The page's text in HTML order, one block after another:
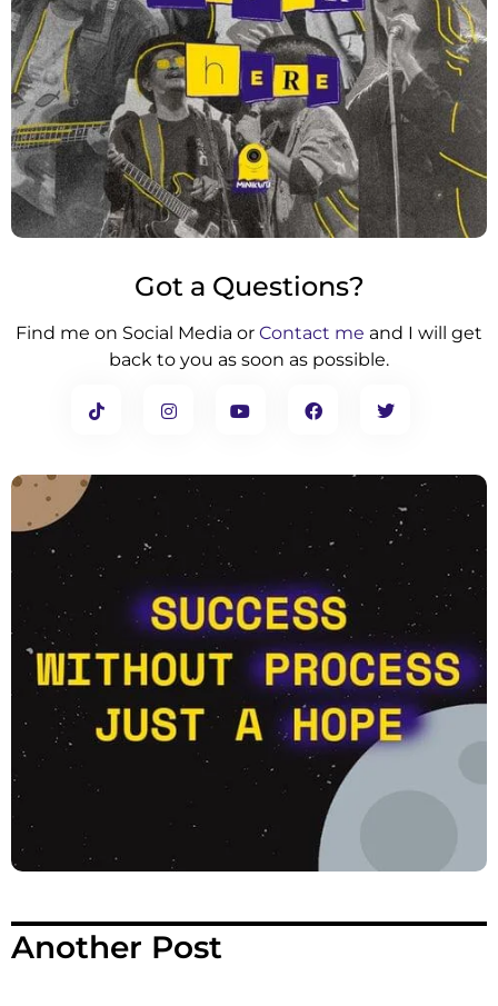
Got a Questions?
Find me on Social Media or Contact me and I will get
back to you as soon as possible.
Another Post